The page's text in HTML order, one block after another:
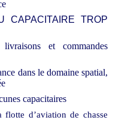
CAPACITAIRE TROP
et commandes
dans le domaine spatial,
capacitaires
d’aviation de chasse